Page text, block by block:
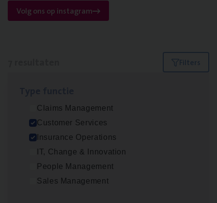
Volg ons op instagram
Filters
Claims Management
Customer Services
Insurance Operations
IT, Change & Innovation
People Management
Sales Management
Dos­sier­be­heer­der ver­ze­ke­rin­gen — Soci­al
Pro­fit en Public
Insurance Operations
Antwerpen